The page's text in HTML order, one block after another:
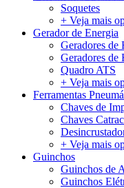
Soquetes
+ Veja mais
Gerador de Energia
Geradores de
Geradores de
Quadro ATS
+ Veja mais
Ferramentas
Chaves de
Chaves
+ Veja mais
Guinchos
Guinchos de
Guinchos